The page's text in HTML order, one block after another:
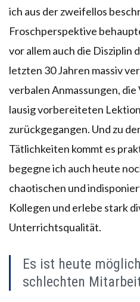
ich aus der zweifellos
Froschperspektive
vor allem auch die Disziplin
letzten 30 Jahren massiv
verbalen Anmassungen,
lausig vorbereiteten
zurückgegangen. Und zu
Tätlichkeiten kommt es
begegne ich auch heute
chaotischen und
Kollegen und erlebe stark
Unterrichtsqualität.
Es ist heute
schlechten